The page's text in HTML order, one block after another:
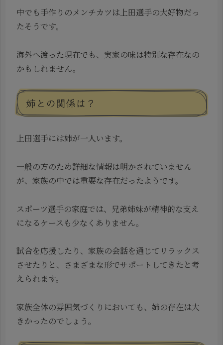
中でも手作りのメンチカツは上田選手の大好物だっ
たそうです。
海外へ渡った現在でも、実家の味は特別な存在なの
かもしれません。
姉との関係は？
上田選手には姉が一人います。
一般の方のため詳細な情報は明かされていません
が、家族の中では重要な存在だったようです。
スポーツ選手の家庭では、兄弟姉妹が精神的な支え
になるケースも少なくありません。
試合を応援したり、家族の会話を通じてリラックス
させたりと、さまざまな形でサポートしてきたと考
えられます。
家族全体の雰囲気づくりにおいても、姉の存在は大
きかったのでしょう。